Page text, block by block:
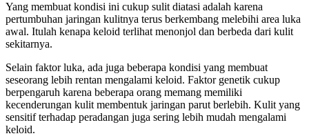
Yang membuat kondisi ini cukup sulit diatasi adalah karena
pertumbuhan jaringan kulitnya terus berkembang melebihi area luka
awal. Itulah kenapa keloid terlihat menonjol dan berbeda dari kulit
sekitarnya.
Selain faktor luka, ada juga beberapa kondisi yang membuat
seseorang lebih rentan mengalami keloid. Faktor genetik cukup
berpengaruh karena beberapa orang memang memiliki
kecenderungan kulit membentuk jaringan parut berlebih. Kulit yang
sensitif terhadap peradangan juga sering lebih mudah mengalami
keloid.